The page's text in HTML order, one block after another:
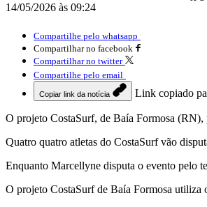
14/05/2026 às 09:24
Compartilhe pelo whatsapp
Compartilhar no facebook
Compartilhar no twitter
Compartilhe pelo email
Copiar link da notícia Link copiado
O projeto CostaSurf, de Baía Formosa
Quatro quatro atletas do CostaSurf vão
Enquanto Marcellyne disputa o evento pelo
O projeto CostaSurf de Baía Formosa utiliza